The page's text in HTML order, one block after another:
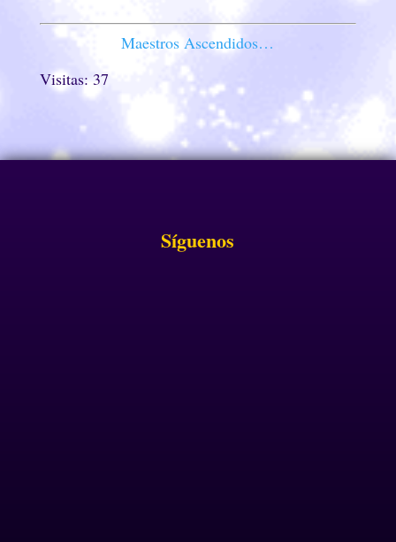
Maestros Ascendidos…
Visitas: 37
Síguenos